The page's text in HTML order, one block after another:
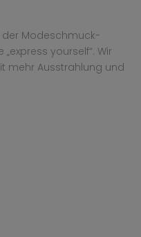
der Modeschmuck-
yourself“. Wir
mehr Ausstrahlung und